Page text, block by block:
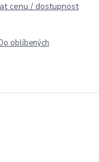
cenu / dostupnost
oblíbených